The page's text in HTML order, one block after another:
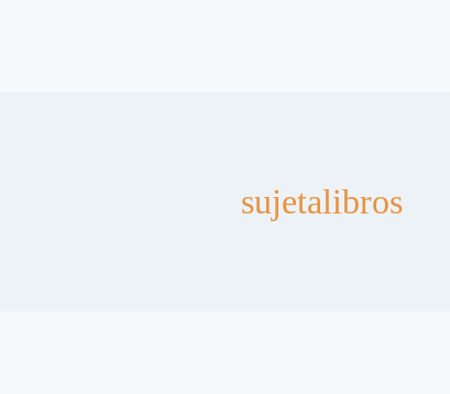
sujetalibros